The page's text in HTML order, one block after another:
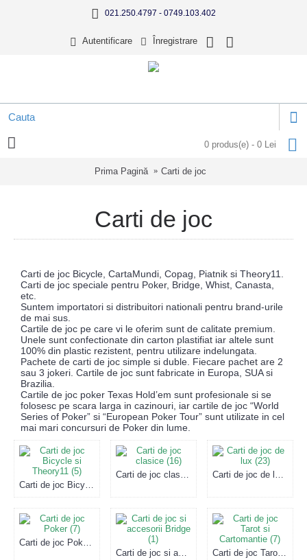
021.250.4797 - 0749.103.402
Autentificare Înregistrare
0 produs(e) - 0 Lei
Prima Pagină Carti de joc
Carti de joc
Carti de joc Bicycle, CartaMundi, Copag, Piatnik si Theory11.
Carti de joc speciale pentru Poker, Bridge, Whist, Canasta,
etc.
Suntem importatori si distribuitori nationali pentru brand-urile
de mai sus.
Cartile de joc pe care vi le oferim sunt de calitate premium.
Unele sunt confectionate din carton plastifiat iar altele sunt
100% din plastic rezistent, pentru utilizare indelungata.
Pachete de carti de joc simple si duble. Fiecare pachet are 2
sau 3 jokeri. Cartile de joc sunt fabricate in Europa, SUA si
Brazilia.
Cartile de joc poker Texas Hold’em sunt profesionale si se
folosesc pe scara larga in cazinouri, iar cartile de joc “World
Series of Poker” si “European Poker Tour” sunt utilizate in cel
mai mari concursuri de Poker din lume.
Carti de joc Bicycle si Theory11 (5)
Carti de joc clasice (16) Carti de joc de lux (23)
Carti de joc Poker (7)
Carti de joc si accesorii Bridge (1)
Carti de joc Tarot si Cartomantie (7)